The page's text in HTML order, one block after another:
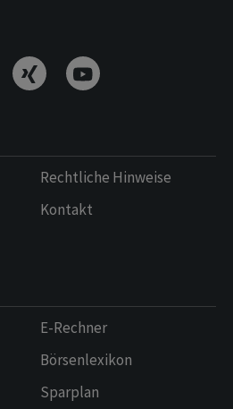
Rechtliche Hinweise
Kontakt
E-Rechner
Börsenlexikon
Sparplan